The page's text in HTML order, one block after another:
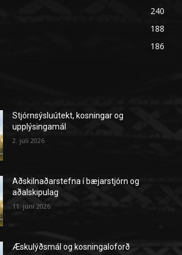
240
188
186
Stjórnsýsluútekt, kosningar og
upplýsingamál
2. júlí 2026
Aðskilnaðarstefna í bæjarstjórn og
aðalskipulag
11. júní 2026
Æskulýðsmál og kosningaloforð